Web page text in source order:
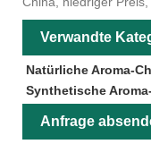
Verwandte
Natürliche Aroma-
Synthetische
Anfrage